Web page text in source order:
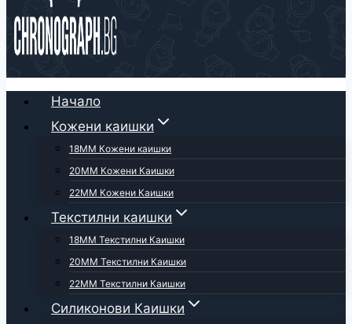
Начало
Кожени каишки
18ММ Кожени каишки
20ММ Кожени Каишки
22ММ Кожени Каишки
Текстилни каишки
18ММ Текстилни Каишки
20ММ Текстилни Каишки
22ММ Текстилни Каишки
Силиконови Каишки